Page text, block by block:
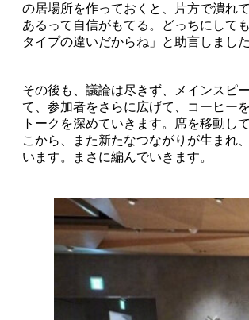
の居場所を作っておくと、片方で潰れ
あるって自信がもてる。どっちにして
タイプの違いだからね」と助言しました
その後も、議論は尽きず、メインスピ
て、参加者をさらに広げて、コーヒー
トークを深めていきます。席を移動し
こから、また新たなつながりが生まれ
います。まさに編んでいきます。